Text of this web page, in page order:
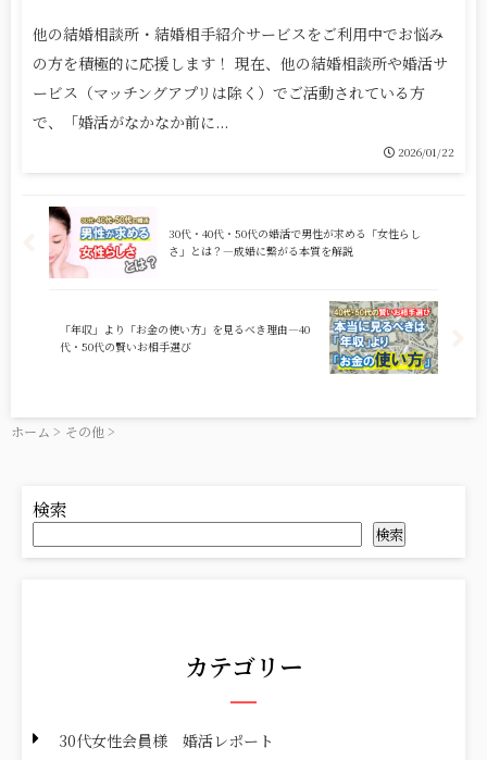
他の結婚相談所・結婚相手紹介サービスをご利用中でお悩み
の方を積極的に応援します！ 現在、他の結婚相談所や婚活サ
ービス（マッチングアプリは除く）でご活動されている方
で、「婚活がなかなか前に...
2026/01/22
30代・40代・50代の婚活で男性が求める「女性らし
さ」とは？―成婚に繋がる本質を解説
「年収」より「お金の使い方」を見るべき理由―40
代・50代の賢いお相手選び
ホーム > その他>
検索
検索
カテゴリー
30代女性会員様 婚活レポート